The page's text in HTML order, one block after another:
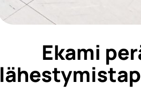
Ekami